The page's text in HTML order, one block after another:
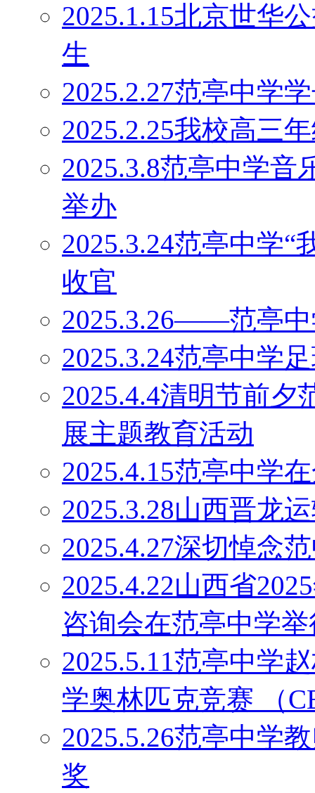
2025.1.15北京世华
生
2025.2.27范亭中学
2025.2.25我校高三
2025.3.8范亭中学音
举办
2025.3.24范亭中学“
收官
2025.3.26——范亭中
2025.3.24范亭中学
2025.4.4清明节前夕
展主题教育活动
2025.4.15范亭中学
2025.3.28山西晋龙
2025.4.27深切悼念
2025.4.22山西省
咨询会在范亭中学举
2025.5.11范亭中学
学奥林匹克竞赛 （
2025.5.26范亭中学
奖